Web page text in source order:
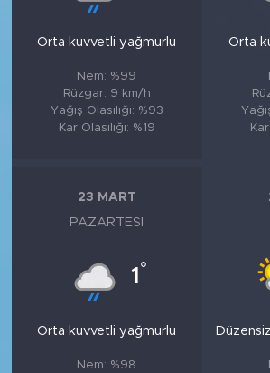
Orta kuvvetli yağmurlu
Nem: %99
Rüzgar: 9 km/h
Yağış Olasılığı: %93
Kar Olasılığı: %19
Orta
Kar
23 MART
PAZARTESI
1 °
Orta kuvvetli yağmurlu
Nem: %98